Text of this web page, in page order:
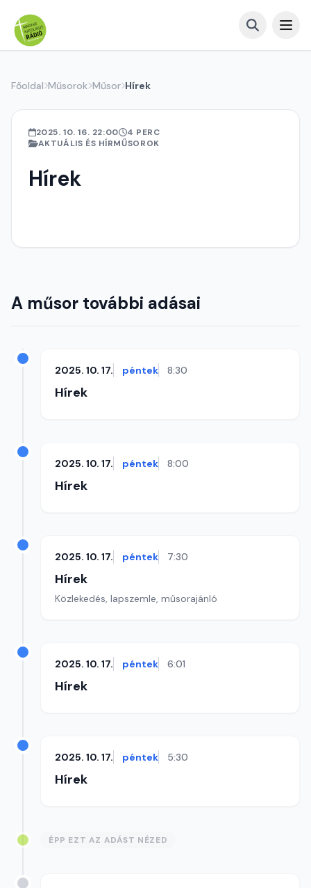
Főoldal Műsorok Műsor Hírek
2025. 10. 16. 22:00
4 PERC
AKTUÁLIS ÉS HÍRMŰSOROK
Hírek
A műsor további adásai
2025. 10. 17. péntek 8:30
Hírek
2025. 10. 17. péntek 8:00
Hírek
2025. 10. 17. péntek 7:30
Hírek
Közlekedés, lapszemle, műsorajánló
2025. 10. 17. péntek 6:01
Hírek
2025. 10. 17. péntek 5:30
Hírek
ÉPP EZT AZ ADÁST NÉZED